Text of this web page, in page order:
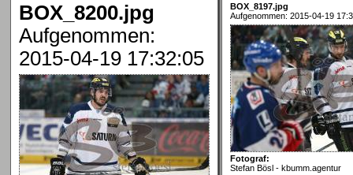
BOX_8200.jpg
Aufgenommen:
2015-04-19 17:32:05
BOX_8197.jpg
Aufgenommen: 2015-04-19
Fotograf:
Stefan Bösl - kbumm.agentur